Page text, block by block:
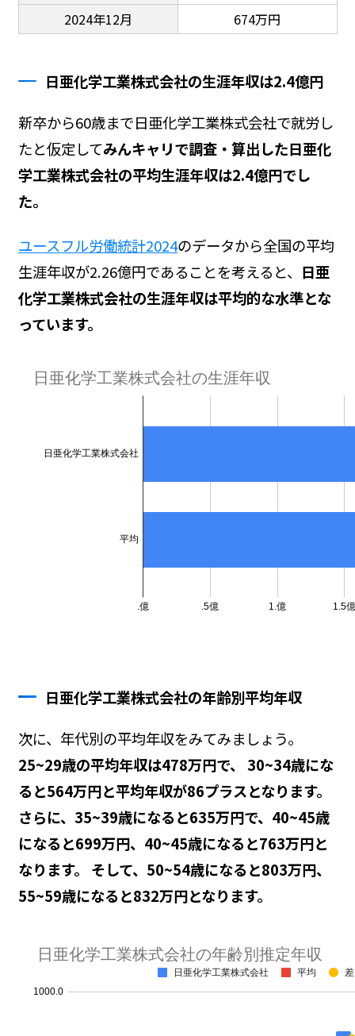
2024年12月
674万円
日亜化学工業株式会社の生涯年収は2.4億円
新卒から60歳まで日亜化学工業株式会社で就労し
たと仮定してみんキャリで調査・算出した日亜化
学工業株式会社の平均生涯年収は2.4億円でし
た。
ユースフル労働統計2024のデータから全国の平均
生涯年収が2.26億円であることを考えると、 日亜
化学工業株式会社の生涯年収は平均的な水準とな
っています。
日亜化学工業株式会社の年齢別平均年収
次に、年代別の平均年収をみてみましょう。
25~29歳の平均年収は478万円で、 30~34歳にな
ると564万円と平均年収が86プラスとなります。
さらに、35~39歳になると635万円で、40~45歳
になると699万円、40~45歳になると763万円と
なります。 そして、50~54歳になると803万円、
55~59歳になると832万円となります。